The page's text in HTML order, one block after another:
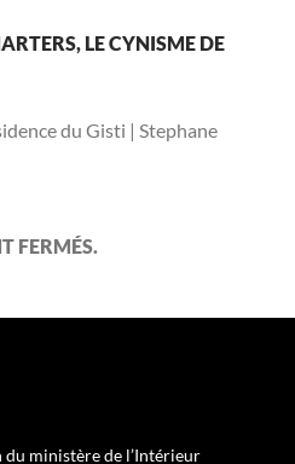
LE CYNISME DE
du Gisti | Stephane
FERMÉS.
du ministère de l’Intérieur